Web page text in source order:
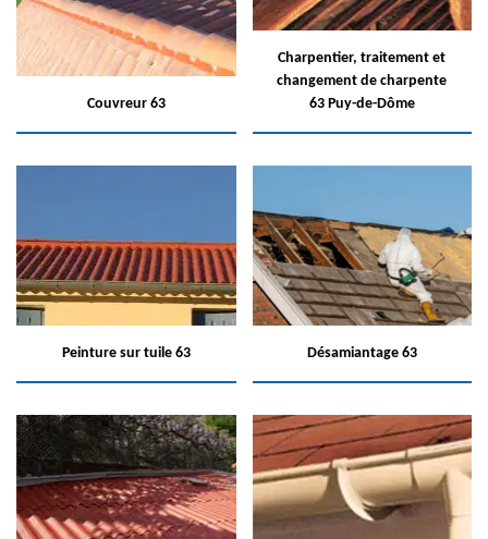
Couvreur 63
Charpentier, traitement et
changement de charpente
63 Puy-de-Dôme
Peinture sur tuile 63 Désamiantage 63